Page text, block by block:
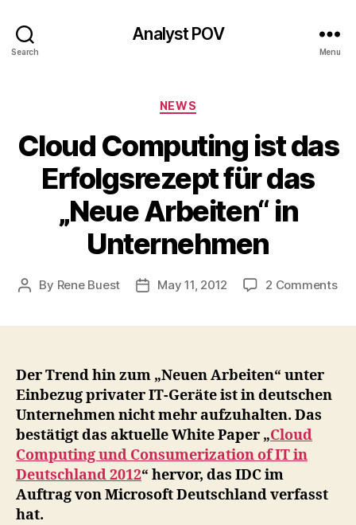
Search
Analyst POV
Menu
Categories
NEWS
Cloud Computing ist das
Erfolgsrezept für das
„Neue Arbeiten“ in
Unternehmen
Post
By Rene Buest
PostMay 11, 2012 2 Commentson
Der Trend hin zum „Neuen Arbeiten“ unter
Einbezug privater IT-Geräte ist in deutschen
Unternehmen nicht mehr aufzuhalten. Das
bestätigt das aktuelle White Paper „Cloud
Computing und Consumerization of IT in
Deutschland 2012“ hervor, das IDC im
Auftrag von Microsoft Deutschland verfasst
hat.